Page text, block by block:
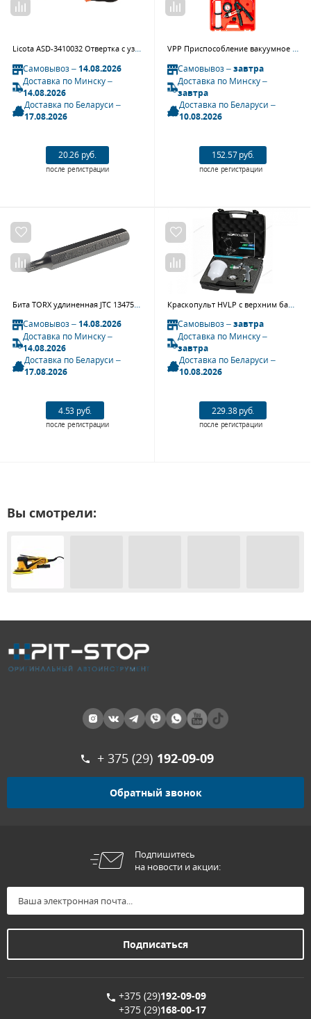
Licota ASD-3410032 Отвертка с узким жалом SL3.2, 100 мм
Самовывоз –14.08.2026
Доставка по Минску –
14.08.2026
Доставка по Беларуси –
17.08.2026
20.26 руб.
после регистрации
VPP Приспособление вакуумное для проверки герметичности в наборе, 19 предметов
Самовывоз –завтра
Доставка по Минску –
завтра
Доставка по Беларуси –
10.08.2026
152.57 руб.
после регистрации
Самовывоз –14.08.2026
Доставка по Минску –
14.08.2026
Доставка по Беларуси –
17.08.2026
4.53 руб.
после регистрации
Самовывоз –завтра
Доставка по Минску –
завтра
Доставка по Беларуси –
10.08.2026
229.38 руб.
после регистрации
Вы смотрели:
+ 375 (29) 192-09-09
Обратный звонок
Подпишитесь
на новости и акции:
+375 (29)192-09-09
+375 (29)168-00-17